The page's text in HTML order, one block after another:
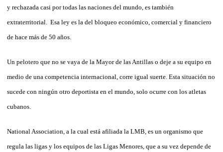
y rechazada casi por todas las naciones del mundo, es también
extraterritorial. Esa ley es la del bloqueo económico, comercial y financiero
de hace más de 50 años.
Un pelotero que no se vaya de la Mayor de las Antillas o deje a su equipo en
medio de una competencia internacional, corre igual suerte. Esta situación no
sucede con ningún otro deportista en el mundo, solo ocurre con los atletas
cubanos.
National Association, a la cual está afiliada la LMB, es un organismo que
regula las ligas y los equipos de las Ligas Menores, que a su vez depende de